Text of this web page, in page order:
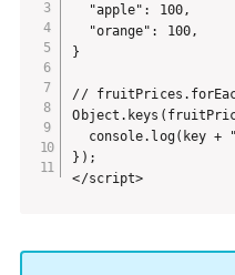
  "apple": 100,
  "orange": 100,
}
//
console.log(key +
});
</script>